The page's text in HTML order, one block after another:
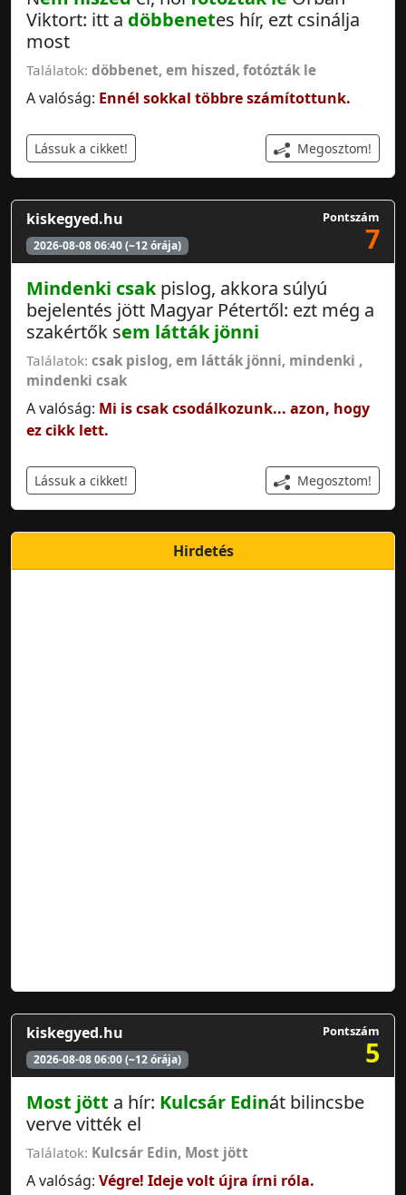
Viktort: itt a döbbenetes hír, ezt csinálja
most
Találatok: döbbenet, em hiszed, fotózták le
A valóság: Ennél sokkal többre számítottunk.
Lássuk a cikket! Megosztom!
kiskegyed.hu
2026-08-08 06:40 (~12 órája)
Pontszám
7
Mindenki csakpislog, akkora súlyú
bejelentés jött Magyar Pétertől: ezt még a
szakértők sem látták jönni
Találatok: csak pislog, em látták jönni, mindenki ,
mindenki csak
A valóság: Mi is csak csodálkozunk... azon, hogy
ez cikk lett.
Lássuk a cikket! Megosztom!
Hirdetés
kiskegyed.hu
2026-08-08 06:00 (~12 órája)
Pontszám
5
Most jött a hír: Kulcsár Edinát bilincsbe
verve vitték el
Találatok: Kulcsár Edin, Most jött
A valóság: Végre! Ideje volt újra írni róla.